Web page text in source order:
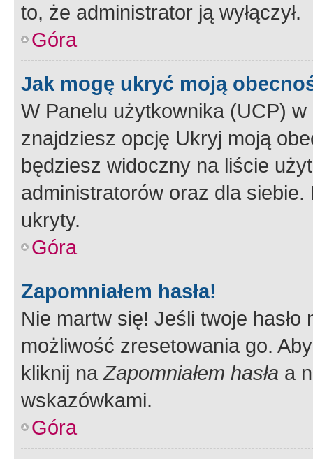
to, że administrator ją wyłączył.
Góra
Jak mogę ukryć moją
W Panelu użytkownika (UCP) w
znajdziesz opcję Ukryj moją
będziesz widoczny na liście
administratorów oraz dla
ukryty.
Góra
Zapomniałem hasła!
Nie martw się! Jeśli twoje
możliwość zresetowania go.
kliknij naZapomniałem hasła a
wskazówkami.
Góra